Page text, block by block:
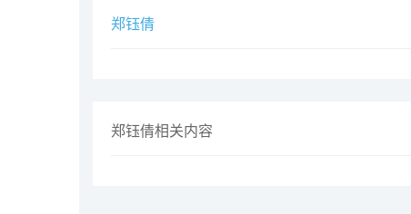
郑钰倩
郑钰倩相关内容